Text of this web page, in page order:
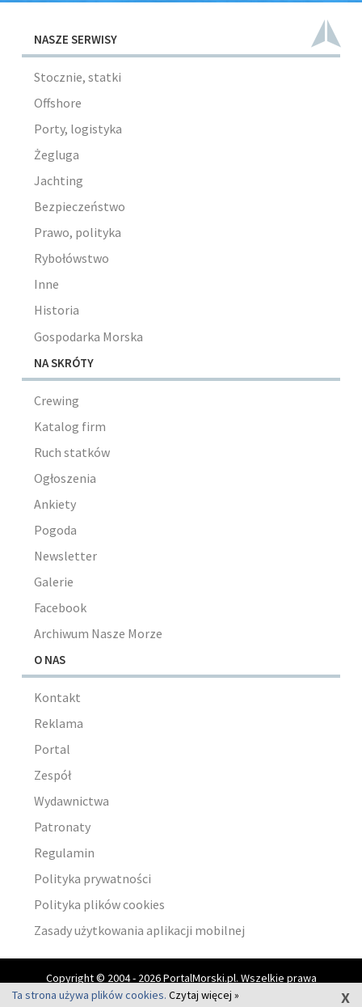
NASZE SERWISY
Stocznie, statki
Offshore
Porty, logistyka
Żegluga
Jachting
Bezpieczeństwo
Prawo, polityka
Rybołówstwo
Inne
Historia
Gospodarka Morska
NA SKRÓTY
Crewing
Katalog firm
Ruch statków
Ogłoszenia
Ankiety
Pogoda
Newsletter
Galerie
Facebook
Archiwum Nasze Morze
O NAS
Kontakt
Reklama
Portal
Zespół
Wydawnictwa
Patronaty
Regulamin
Polityka prywatności
Polityka plików cookies
Zasady użytkowania aplikacji mobilnej
Copyright © 2004 - 2026 PortalMorski.pl. Wszelkie prawa
zastrzeżone.
Ta strona używa plików cookies. Czytaj więcej » x